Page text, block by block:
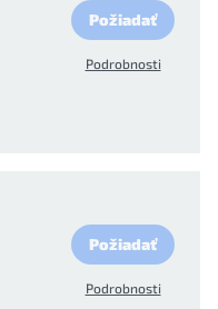
Požiadať
Podrobnosti
Požiadať
Podrobnosti